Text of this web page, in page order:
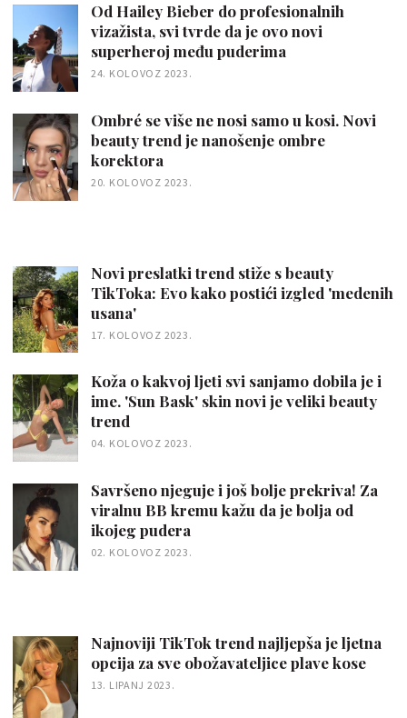
Od Hailey Bieber do profesionalnih
vizažista, svi tvrde da je ovo novi
superheroj među puderima
24. KOLOVOZ 2023.
Ombré se više ne nosi samo u kosi. Novi
beauty trend je nanošenje ombre
korektora
20. KOLOVOZ 2023.
Novi preslatki trend stiže s beauty
TikToka: Evo kako postići izgled 'medenih
usana'
17. KOLOVOZ 2023.
Koža o kakvoj ljeti svi sanjamo dobila je i
ime. 'Sun Bask' skin novi je veliki beauty
trend
04. KOLOVOZ 2023.
Savršeno njeguje i još bolje prekriva! Za
viralnu BB kremu kažu da je bolja od
ikojeg pudera
02. KOLOVOZ 2023.
Najnoviji TikTok trend najljepša je ljetna
opcija za sve obožavateljice plave kose
13. LIPANJ 2023.